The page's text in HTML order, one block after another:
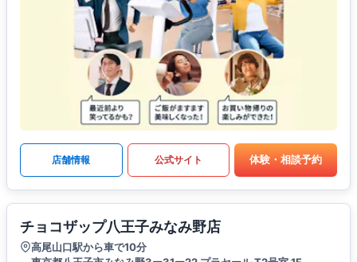
店舗情報 公式サイト 体験・相談予約
チョコザップ八王子みなみ野店
高尾山口駅から車で10分